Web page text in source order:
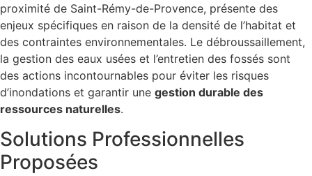
proximité de Saint-Rémy-de-Provence, présente des
enjeux spécifiques en raison de la densité de l’habitat et
des contraintes environnementales. Le débroussaillement,
la gestion des eaux usées et l’entretien des fossés sont
des actions incontournables pour éviter les risques
d’inondations et garantir une gestion durable des
ressources naturelles.
Solutions Professionnelles
Proposées